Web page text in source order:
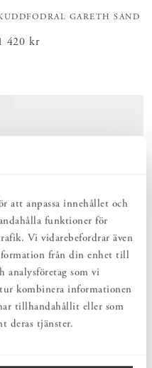
att anpassa innehållet och
funktioner för
Vi vidarebefordrar även
från din enhet till
analysföretag som vi
kombinera informationen
tillhandahållit eller som
deras tjänster.
GARETH SAND
:1 420 kr
420 kr
Pris :1 420 kr
1 420 kr